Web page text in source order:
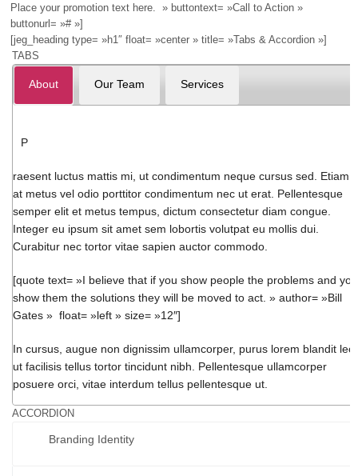
Place your promotion text here. » buttontext= »Call to Action »
buttonurl= »# »]
[jeg_heading type= »h1″ float= »center » title= »Tabs & Accordion »]
TABS
About Our Team Services
P
raesent luctus mattis mi, ut condimentum neque cursus sed. Etiam
at metus vel odio porttitor condimentum nec ut erat. Pellentesque
semper elit et metus tempus, dictum consectetur diam congue.
Integer eu ipsum sit amet sem lobortis volutpat eu mollis dui.
Curabitur nec tortor vitae sapien auctor commodo.
[quote text= »I believe that if you show people the problems and you
show them the solutions they will be moved to act. » author= »Bill
Gates » float= »left » size= »12″]
In cursus, augue non dignissim ullamcorper, purus lorem blandit leo,
ut facilisis tellus tortor tincidunt nibh. Pellentesque ullamcorper
posuere orci, vitae interdum tellus pellentesque ut.
ACCORDION
Branding Identity